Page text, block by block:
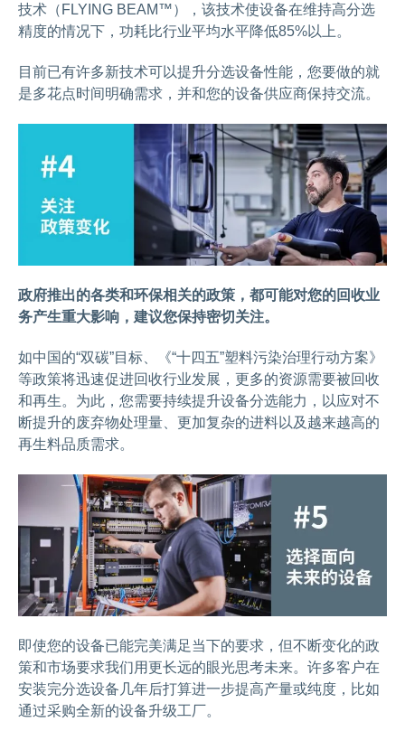
技术（FLYING BEAM™），该技术使设备在维持高分选
精度的情况下，功耗比行业平均水平降低85%以上。
目前已有许多新技术可以提升分选设备性能，您要做的就
是多花点时间明确需求，并和您的设备供应商保持交流。
政府推出的各类和环保相关的政策，都可能对您的回收业
务产生重大影响，建议您保持密切关注。
如中国的“双碳”目标、《“十四五”塑料污染治理行动方案》
等政策将迅速促进回收行业发展，更多的资源需要被回收
和再生。为此，您需要持续提升设备分选能力，以应对不
断提升的废弃物处理量、更加复杂的进料以及越来越高的
再生料品质需求。
即使您的设备已能完美满足当下的要求，但不断变化的政
策和市场要求我们用更长远的眼光思考未来。许多客户在
安装完分选设备几年后打算进一步提高产量或纯度，比如
通过采购全新的设备升级工厂。